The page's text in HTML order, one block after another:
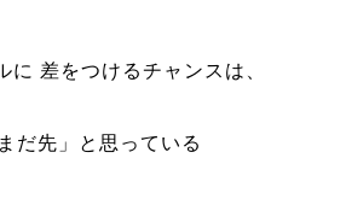
に 差をつけるチャンスは、
だ先」と思っている